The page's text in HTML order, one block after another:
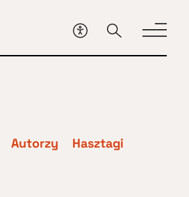
Autorzy Hasztagi